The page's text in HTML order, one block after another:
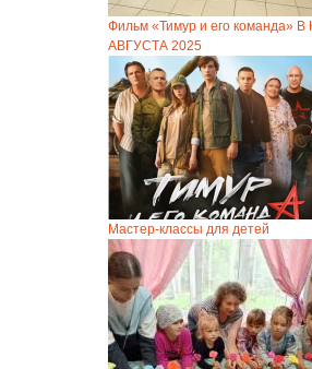
Фильм «Тимур и его команда»
АВГУСТА 2025
Мастер-классы для детей